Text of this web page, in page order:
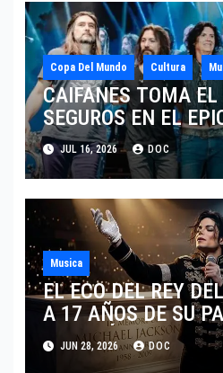
Copa Del Mundo Cultura
CAIFANES TOMA
SEGUROS EN EL
IDENTIDAD
JUL 16, 2026 DOC
Musica
EL ECO DEL REY
A 17 AÑOS DE SU
EL FENÓMENO DE
2026
JUN 28, 2026 DOC